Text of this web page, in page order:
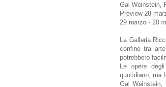
Gal Weinstein,
Preview 28
29 marzo - 20
La Galleria
confine tra
potrebbero
Le opere
quotidiano, ma
Gal Weinstein,